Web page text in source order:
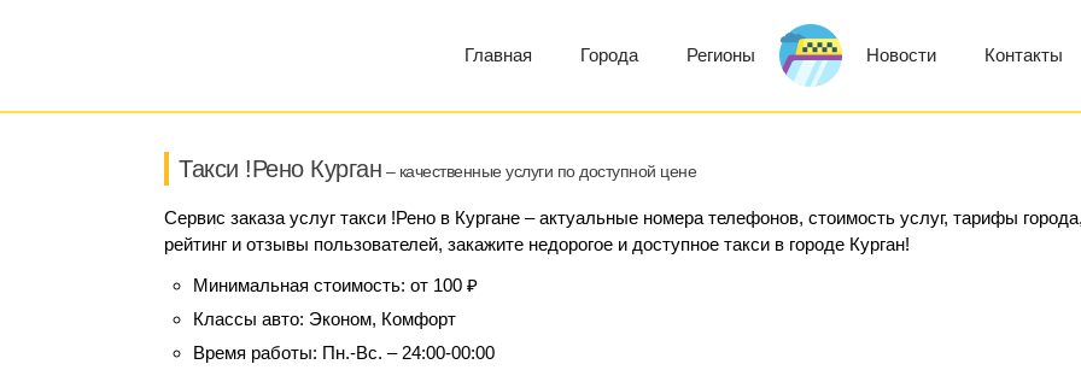
Главная Города Регионы Новости Контакты
Такси !Рено Курган – качественные услуги по доступной цене
Сервис заказа услуг такси !Рено в Кургане – актуальные номера телефонов, стоимость услуг, тарифы
рейтинг и отзывы пользователей, закажите недорогое и доступное такси в городе Курган!
Минимальная стоимость: от 100 ₽
Классы авто: Эконом, Комфорт
Время работы: Пн.-Вс. – 24:00-00:00